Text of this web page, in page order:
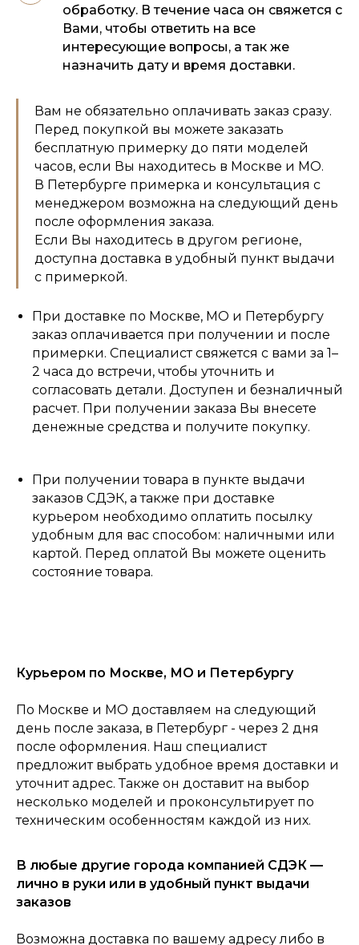
Главная Каталог
Консультация Корзина
0
обработку. В течение часа он свяжется с
Вами, чтобы ответить на все
интересующие вопросы, а так же
назначить дату и время доставки.
Вам не обязательно оплачивать заказ сразу.
Перед покупкой вы можете заказать
бесплатную примерку до пяти моделей
часов, если Вы находитесь в Москве и МО.
В Петербурге примерка и консультация с
менеджером возможна на следующий день
после оформления заказа.
Если Вы находитесь в другом регионе,
доступна доставка в удобный пункт выдачи
с примеркой.
При доставке по Москве, МО и Петербургу
заказ оплачивается при получении и после
примерки. Специалист свяжется с вами за 1–
2 часа до встречи, чтобы уточнить и
согласовать детали. Доступен и безналичный
расчет. При получении заказа Вы внесете
денежные средства и получите покупку.
При получении товара в пункте выдачи
заказов СДЭК, а также при доставке
курьером необходимо оплатить посылку
удобным для вас способом: наличными или
картой. Перед оплатой Вы можете оценить
состояние товара.
Курьером по Москве, МО и Петербургу
По Москве и МО доставляем на следующий
день после заказа, в Петербург - через 2 дня
после оформления. Наш специалист
предложит выбрать удобное время доставки и
уточнит адрес. Также он доставит на выбор
несколько моделей и проконсультирует по
техническим особенностям каждой из них.
В любые другие города компанией СДЭК —
лично в руки или в удобный пункт выдачи
заказов
Возможна доставка по вашему адресу либо в